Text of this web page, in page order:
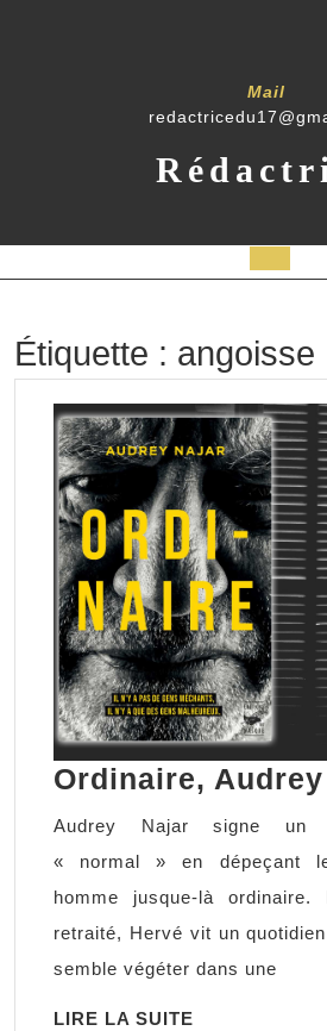
Mail
Étiquette : angoisse
Ordinaire,
Audrey Najar signe un
« normal » en dépeçant
homme jusque-là ordinaire.
retraité, Hervé vit un
semble végéter dans une
LIRE LA SUITE